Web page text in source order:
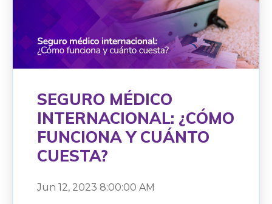
SEGURO MÉDICO
INTERNACIONAL: ¿CÓMO
FUNCIONA Y CUÁNTO
CUESTA?
Jun 12, 2023 8:00:00 AM